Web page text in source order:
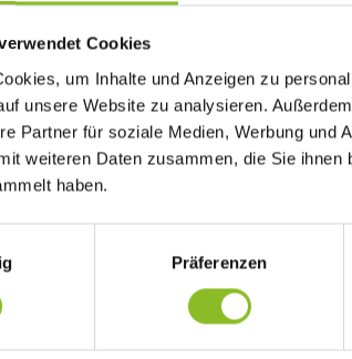
Cookies
um Inhalte und Anzeigen zu
unsere Website zu analysieren.
Partner für soziale Medien, Werbung und
weiteren Daten zusammen, die Sie
haben.
Präferenzen
schließen
das Angebot beim Frastanzer Bahnhof.
die leer stehenden Schalter- und
einen Kiosk und einen Fahrradverleih. Das
Frastanz, den ÖBB, dem AMS und
des Wechsels von Kiosk-Leiter Peter
Bahnhof Frastanz mit 30. November 2017
und bedankt sich bei zahlreichen